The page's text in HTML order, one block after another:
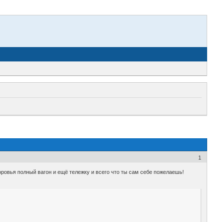
1
полный вагон и ещё тележку и всего что ты сам себе пожелаешь!